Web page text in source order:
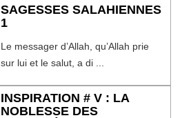
SAGESSES SALAHIENNES
1
Le messager d’Allah, qu’Allah prie
sur lui et le salut, a di ...
INSPIRATION # V : LA
NOBLESSE DES